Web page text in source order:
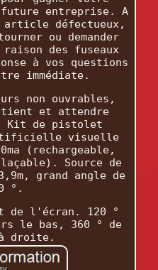
entreprise. A
article défectueux,
ou demander
des fuseaux
à vos questions
immédiate.
non ouvrables,
et attendre
Kit de pistolet
visuelle
(rechargeable,
Source de
grand angle de
°.
de l'écran. 120 °
le bas, 360 ° de
à droite.